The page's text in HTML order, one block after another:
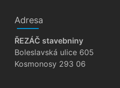
Adresa
ŘEZÁČ stavebniny
Boleslavská ulice 605
Kosmonosy 293 06